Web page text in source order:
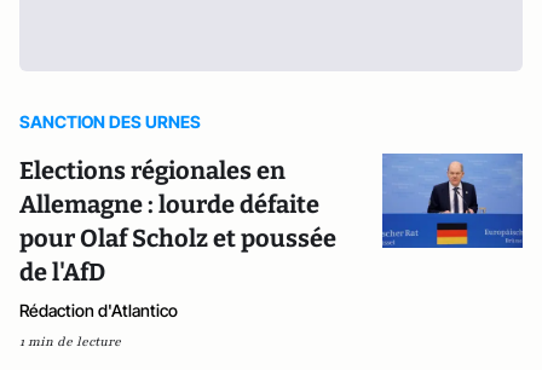
SANCTION DES URNES
Elections régionales en
Allemagne : lourde défaite
pour Olaf Scholz et poussée
de l'AfD
Rédaction d'Atlantico
1 min de lecture